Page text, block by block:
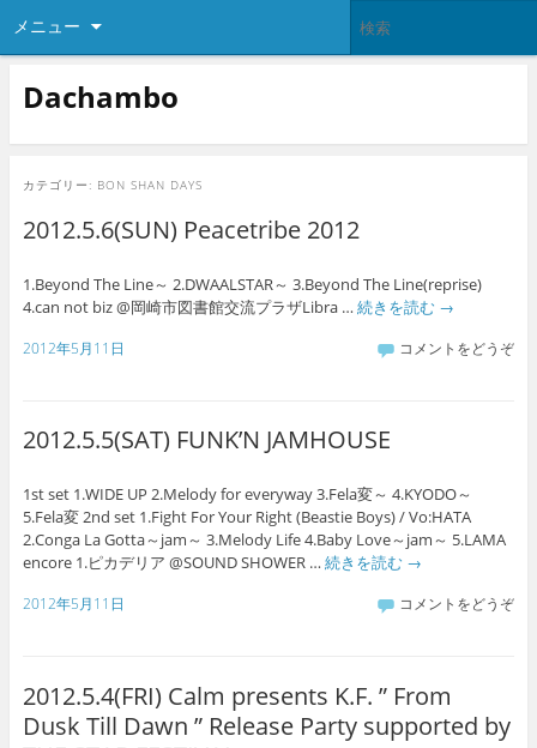
メニュー
Dachambo
カテゴリー: BON SHAN DAYS
2012.5.6(SUN) Peacetribe 2012
1.Beyond The Line～ 2.DWAALSTAR～ 3.Beyond The Line(reprise)
4.can not biz @岡崎市図書館交流プラザLibra … 続きを読む →
2012年5月11日 コメントをどうぞ
2012.5.5(SAT) FUNK’N JAMHOUSE
1st set 1.WIDE UP 2.Melody for everyway 3.Fela変～ 4.KYODO～
5.Fela変 2nd set 1.Fight For Your Right (Beastie Boys) / Vo:HATA
2.Conga La Gotta～jam～ 3.Melody Life 4.Baby Love～jam～ 5.LAMA
encore 1.ピカデリア @SOUND SHOWER … 続きを読む →
2012年5月11日 コメントをどうぞ
2012.5.4(FRI) Calm presents K.F. ” From
Dusk Till Dawn ” Release Party supported by